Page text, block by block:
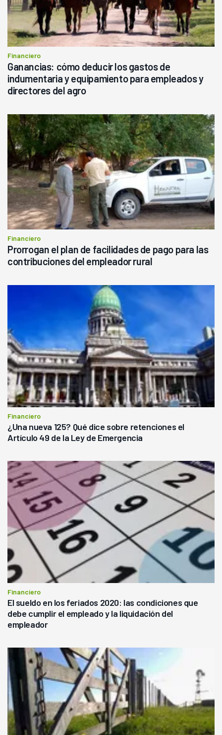
Financiero
Ganancias: cómo deducir los gastos de
indumentaria y equipamiento para empleados y
directores del agro
Financiero
Prorrogan el plan de facilidades de pago para las
contribuciones del empleador rural
Financiero
¿Una nueva 125? Qué dice sobre retenciones el
Artículo 49 de la Ley de Emergencia
Financiero
El sueldo en los feriados 2020: las condiciones que
debe cumplir el empleado y la liquidación del
empleador